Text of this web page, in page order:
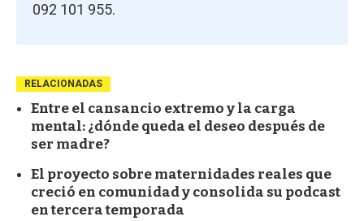
092 101 955.
RELACIONADAS
Entre el cansancio extremo y la carga
mental: ¿dónde queda el deseo después de
ser madre?
El proyecto sobre maternidades reales que
creció en comunidad y consolida su podcast
en tercera temporada